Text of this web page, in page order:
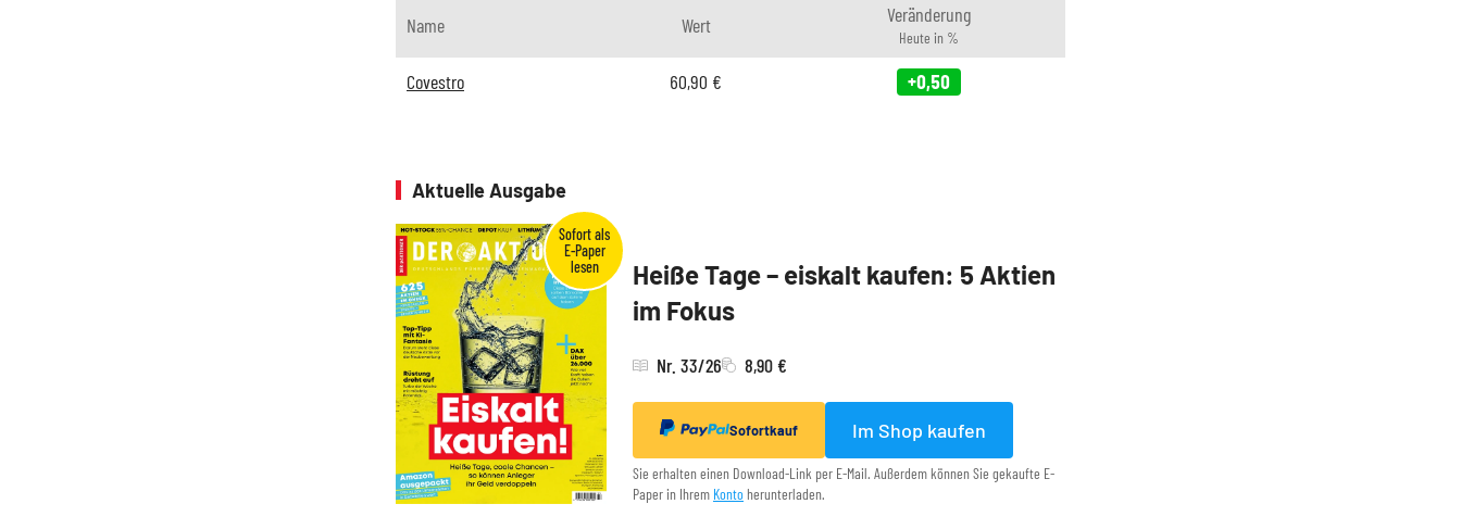
Name Wert Veränderung
Heute in %
Covestro 60,90 € +0,50
Aktuelle Ausgabe
Heiße Tage – eiskalt kaufen: 5 Aktien
im Fokus
Nr. 33/26 8,90 €
Sofortkauf Im Shop kaufen
Sie erhalten einen Download-Link per E-Mail. Außerdem können Sie gekaufte E-
Paper in Ihrem Konto herunterladen.